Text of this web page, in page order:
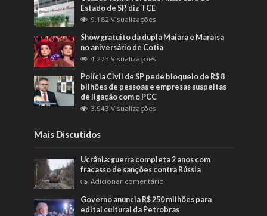
Estado de SP, diz TCE
9.182 Visualizações
Show gratuito da dupla Maiara e Maraisa
no aniversário de Cotia
4.273 Visualizações
Polícia Civil de SP pede bloqueio de R$ 8
bilhões de pessoas e empresas suspeitas
de ligação com o PCC
3.943 Visualizações
Mais Discutidos
Ucrânia: guerra completa 2 anos com
fracasso de sanções contra Rússia
Adicionar comentário
Governo anuncia R$ 250 milhões para
edital cultural da Petrobras